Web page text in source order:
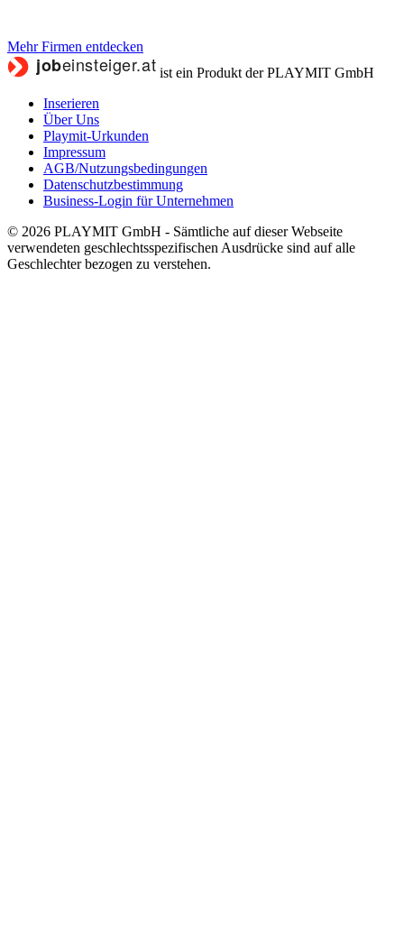
Mehr Firmen entdecken
ist ein Produkt der PLAYMIT GmbH
Inserieren
Über Uns
Playmit-Urkunden
Impressum
AGB/Nutzungsbedingungen
Datenschutzbestimmung
Business-Login für Unternehmen
© 2026 PLAYMIT GmbH - Sämtliche auf dieser Webseite
verwendeten geschlechtsspezifischen Ausdrücke sind auf alle
Geschlechter bezogen zu verstehen.